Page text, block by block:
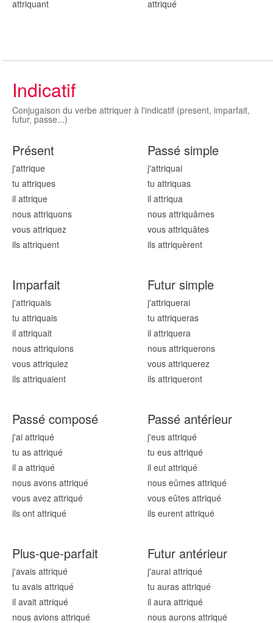
attriquant attriqué
Indicatif
Conjugaison du verbe attriquer à l'indicatif (present, imparfait,
futur, passe...)
Présent
j'attrique
tu attriques
il attrique
nous attriquons
vous attriquez
ils attriquent
Passé simple
j'attriquai
tu attriquas
il attriqua
nous attriquâmes
vous attriquâtes
ils attriquèrent
Imparfait
j'attriquais
tu attriquais
il attriquait
nous attriquions
vous attriquiez
ils attriquaient
Futur simple
j'attriquerai
tu attriqueras
il attriquera
nous attriquerons
vous attriquerez
ils attriqueront
Passé composé
j'ai attriqué
tu as attriqué
il a attriqué
nous avons attriqué
vous avez attriqué
ils ont attriqué
Passé antérieur
j'eus attriqué
tu eus attriqué
il eut attriqué
nous eûmes attriqué
vous eûtes attriqué
ils eurent attriqué
Plus-que-parfait
j'avais attriqué
tu avais attriqué
il avait attriqué
nous avions attriqué
Futur antérieur
j'aurai attriqué
tu auras attriqué
il aura attriqué
nous aurons attriqué